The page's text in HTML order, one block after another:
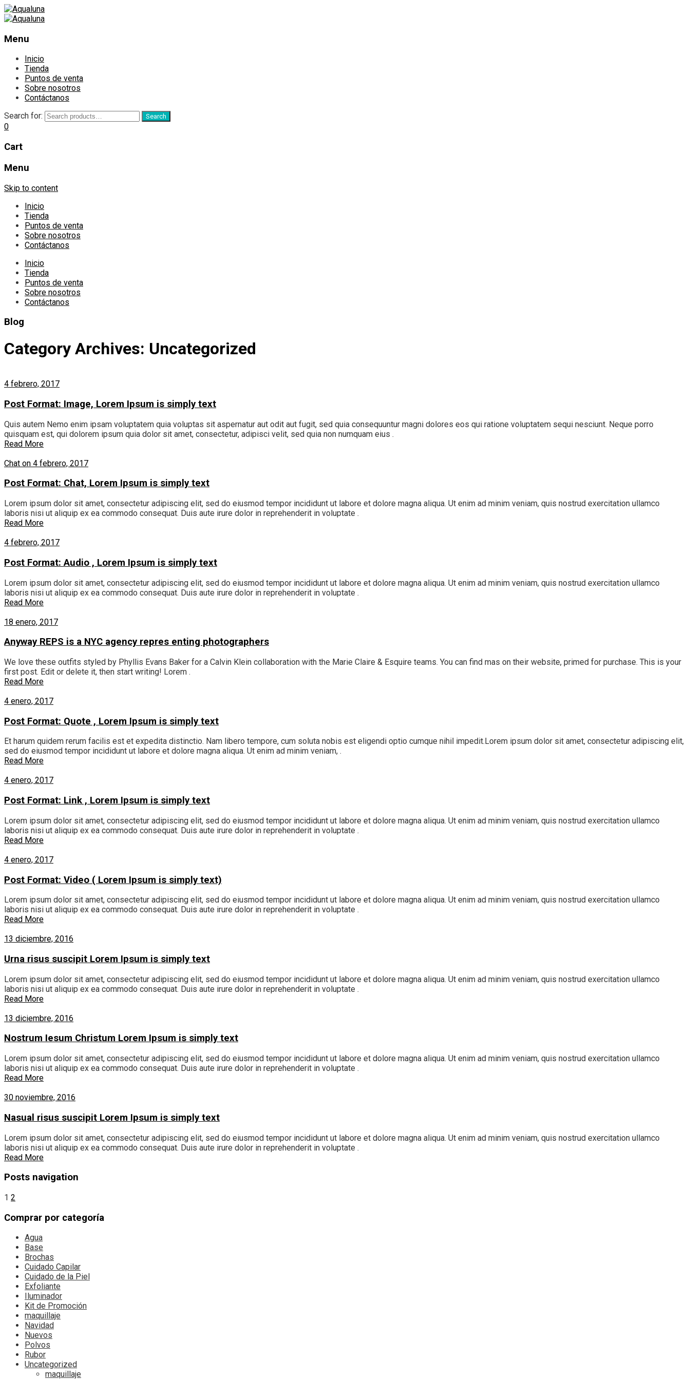
Menu
Inicio
Tienda
Puntos de venta
Sobre nosotros
Contáctanos
Search for:
Search
0
Cart
Menu
Skip to content
Inicio
Tienda
Puntos de venta
Sobre nosotros
Contáctanos
Inicio
Tienda
Puntos de venta
Sobre nosotros
Contáctanos
Blog
Category Archives: Uncategorized
4 febrero, 2017
Post Format: Image, Lorem Ipsum is simply text
Quis autem Nemo enim ipsam voluptatem quia voluptas sit aspernatur aut odit aut fugit, sed quia consequuntur magni dolores eos qui ratione voluptatem sequi nesciunt. Neque porro
quisquam est, qui dolorem ipsum quia dolor sit amet, consectetur, adipisci velit, sed quia non numquam eius .
Read More
Chat on 4 febrero, 2017
Post Format: Chat, Lorem Ipsum is simply text
Lorem ipsum dolor sit amet, consectetur adipiscing elit, sed do eiusmod tempor incididunt ut labore et dolore magna aliqua. Ut enim ad minim veniam, quis nostrud exercitation ullamco
laboris nisi ut aliquip ex ea commodo consequat. Duis aute irure dolor in reprehenderit in voluptate .
Read More
4 febrero, 2017
Post Format: Audio , Lorem Ipsum is simply text
Lorem ipsum dolor sit amet, consectetur adipiscing elit, sed do eiusmod tempor incididunt ut labore et dolore magna aliqua. Ut enim ad minim veniam, quis nostrud exercitation ullamco
laboris nisi ut aliquip ex ea commodo consequat. Duis aute irure dolor in reprehenderit in voluptate .
Read More
18 enero, 2017
Anyway REPS is a NYC agency repres enting photographers
We love these outfits styled by Phyllis Evans Baker for a Calvin Klein collaboration with the Marie Claire & Esquire teams. You can find mas on their website, primed for purchase. This is your
first post. Edit or delete it, then start writing! Lorem .
Read More
4 enero, 2017
Post Format: Quote , Lorem Ipsum is simply text
Et harum quidem rerum facilis est et expedita distinctio. Nam libero tempore, cum soluta nobis est eligendi optio cumque nihil impedit.Lorem ipsum dolor sit amet, consectetur adipiscing elit,
sed do eiusmod tempor incididunt ut labore et dolore magna aliqua. Ut enim ad minim veniam, .
Read More
4 enero, 2017
Post Format: Link , Lorem Ipsum is simply text
Lorem ipsum dolor sit amet, consectetur adipiscing elit, sed do eiusmod tempor incididunt ut labore et dolore magna aliqua. Ut enim ad minim veniam, quis nostrud exercitation ullamco
laboris nisi ut aliquip ex ea commodo consequat. Duis aute irure dolor in reprehenderit in voluptate .
Read More
4 enero, 2017
Post Format: Video ( Lorem Ipsum is simply text)
Lorem ipsum dolor sit amet, consectetur adipiscing elit, sed do eiusmod tempor incididunt ut labore et dolore magna aliqua. Ut enim ad minim veniam, quis nostrud exercitation ullamco
laboris nisi ut aliquip ex ea commodo consequat. Duis aute irure dolor in reprehenderit in voluptate .
Read More
13 diciembre, 2016
Urna risus suscipit Lorem Ipsum is simply text
Lorem ipsum dolor sit amet, consectetur adipiscing elit, sed do eiusmod tempor incididunt ut labore et dolore magna aliqua. Ut enim ad minim veniam, quis nostrud exercitation ullamco
laboris nisi ut aliquip ex ea commodo consequat. Duis aute irure dolor in reprehenderit in voluptate .
Read More
13 diciembre, 2016
Nostrum Iesum Christum Lorem Ipsum is simply text
Lorem ipsum dolor sit amet, consectetur adipiscing elit, sed do eiusmod tempor incididunt ut labore et dolore magna aliqua. Ut enim ad minim veniam, quis nostrud exercitation ullamco
laboris nisi ut aliquip ex ea commodo consequat. Duis aute irure dolor in reprehenderit in voluptate .
Read More
30 noviembre, 2016
Nasual risus suscipit Lorem Ipsum is simply text
Lorem ipsum dolor sit amet, consectetur adipiscing elit, sed do eiusmod tempor incididunt ut labore et dolore magna aliqua. Ut enim ad minim veniam, quis nostrud exercitation ullamco
laboris nisi ut aliquip ex ea commodo consequat. Duis aute irure dolor in reprehenderit in voluptate .
Read More
Posts navigation
1 2
Comprar por categoría
Agua
Base
Brochas
Cuidado Capilar
Cuidado de la Piel
Exfoliante
Iluminador
Kit de Promoción
maquillaje
Navidad
Nuevos
Polvos
Rubor
Uncategorized
maquillaje